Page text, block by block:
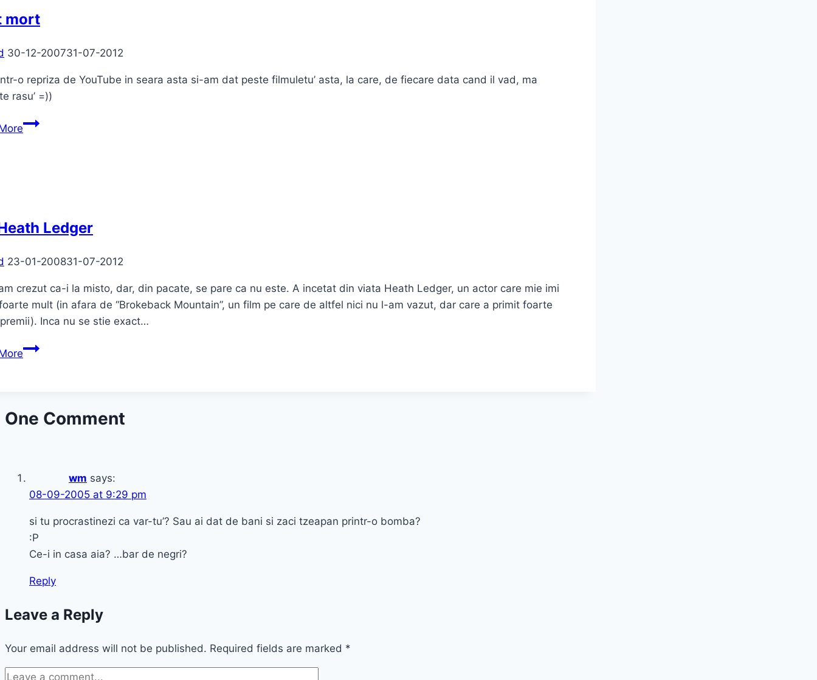
hi5
mort
30-12-200731-07-2012
o repriza de YouTube in seara asta si-am dat peste filmuletu’ asta, la care, de fiecare data cand il vad, ma
rasu’ =))
Beat
Ledger
23-01-200831-07-2012
crezut ca-i la misto, dar, din pacate, se pare ca nu este. A incetat din viata Heath Ledger, un actor care mie imi
mult (in afara de “Brokeback Mountain”, un film pe care de altfel nici nu l-am vazut, dar care a primit foarte
Inca nu se stie exact…
RIP
One Comment
wm says:
08-09-2005 at 9:29 pm
si tu procrastinezi ca var-tu’? Sau ai dat de bani si zaci tzeapan printr-o bomba?
:P
Ce-i in casa aia? …bar de negri?
Reply
Leave a Reply
Your email address will not be published. Required fields are marked *